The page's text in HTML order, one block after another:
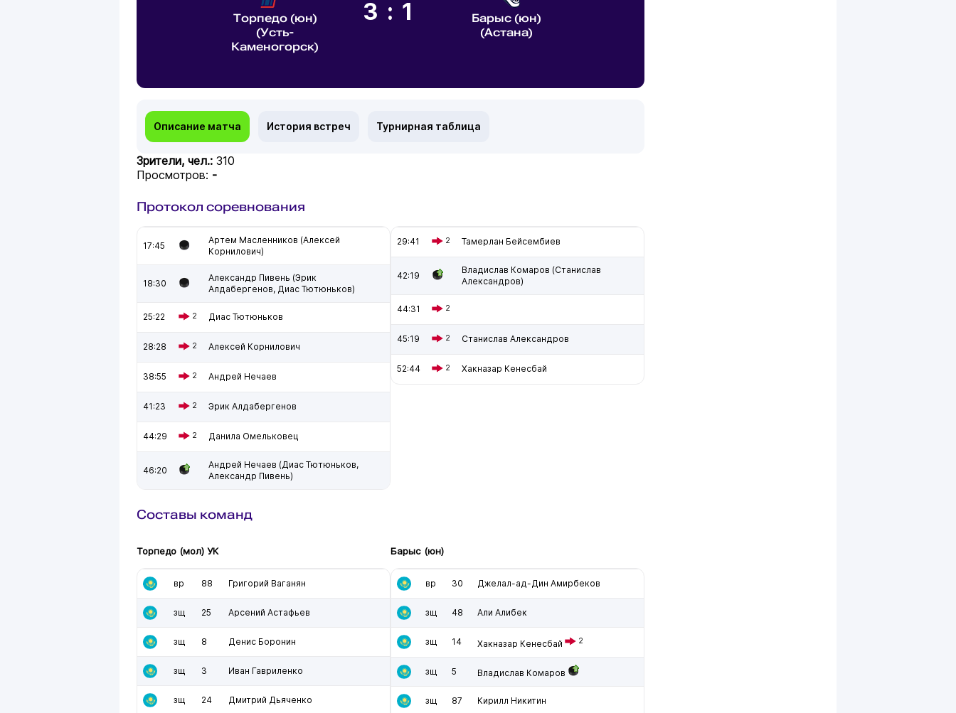
Торпедо (юн)
(Усть-
Каменогорск)
3:1
Барыс (юн)
(Астана)
Описание матча История встреч Турнирная таблица
Зрители, чел.: 310
Просмотров: -
Протокол соревнования
17:45
Артем Масленников (Алексей
Корнилович)
18:30
Александр Пивень (Эрик
Алдабергенов, Диас Тютюньков)
25:22 2 Диас Тютюньков
28:28 2 Алексей Корнилович
38:55 2 Андрей Нечаев
41:23 2 Эрик Алдабергенов
44:29 2 Данила Омельковец
46:20
Андрей Нечаев (Диас Тютюньков,
Александр Пивень)
29:41 2 Тамерлан Бейсембиев
42:19
Владислав Комаров (Станислав
Александров)
44:31 2
45:19 2 Станислав Александров
52:44 2 Хакназар Кенесбай
Составы команд
Торпедо (мол) УК
вр 88 Григорий Ваганян
зщ 25 Арсений Астафьев
зщ 8 Денис Боронин
зщ 3 Иван Гавриленко
зщ 24 Дмитрий Дьяченко
Барыс (юн)
вр 30 Джелал-ад-Дин Амирбеков
зщ 48 Али Алибек
зщ 14 Хакназар Кенесбай 2
зщ 5 Владислав Комаров
зщ 87 Кирилл Никитин